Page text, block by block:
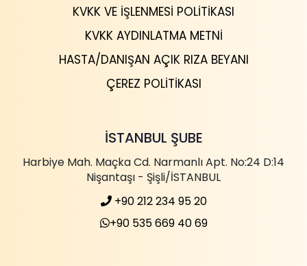
KVKK VE İŞLENMESI POLITIKASI
KVKK AYDINLATMA METNI
HASTA/DANIŞAN AÇIK RIZA BEYANI
ÇEREZ POLITIKASI
İSTANBUL ŞUBE
Harbiye Mah. Maçka Cd. Narmanlı Apt. No:24 D:14
Nişantaşı - Şişli/İSTANBUL
+90 212 234 95 20
+90 535 669 40 69